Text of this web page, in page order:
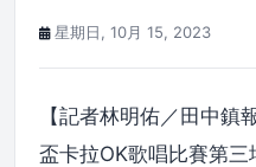
星期日, 10月 15, 2023
【記者林明佑／田中鎮
盃卡拉OK歌唱比賽第